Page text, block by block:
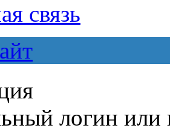
связь
логин или